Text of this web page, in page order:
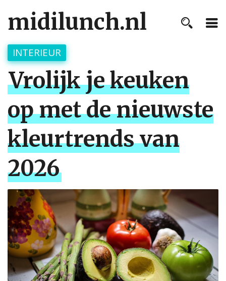
midilunch.nl
INTERIEUR
Vrolijk je keuken
op met de nieuwste
kleurtrends van
2026